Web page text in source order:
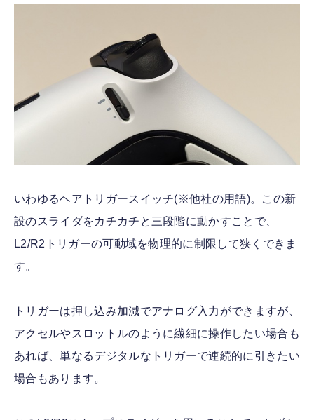
いわゆるヘアトリガースイッチ(※他社の用語)。この新
設のスライダをカチカチと三段階に動かすことで、
L2/R2トリガーの可動域を物理的に制限して狭くできま
す。
トリガーは押し込み加減でアナログ入力ができますが、
アクセルやスロットルのように繊細に操作したい場合も
あれば、単なるデジタルなトリガーで連続的に引きたい
場合もあります。